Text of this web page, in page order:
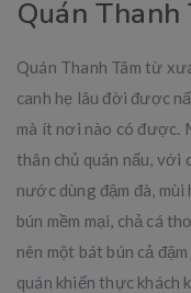
Quán Thanh
Quán Thanh Tâm từ
canh hẹ lâu đời được
mà ít nơi nào có được.
thân chủ quán nấu,
nước dùng đậm đà,
bún mềm mại, chả cá
nên một bát bún cả
quán khiến thực khách